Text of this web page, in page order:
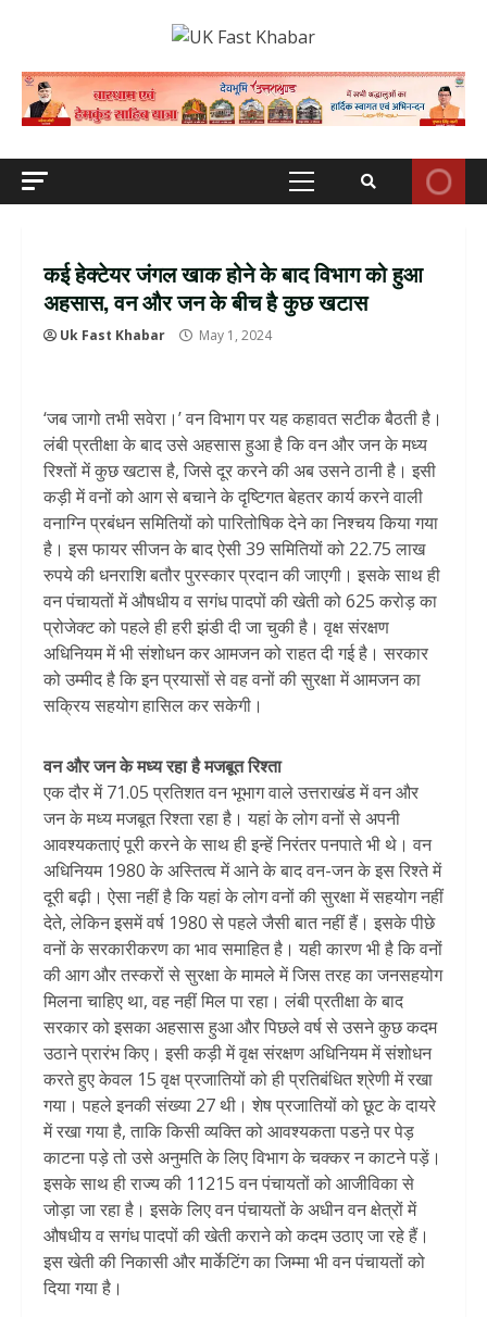
Primary
कई हेक्‍टेयर जंगल खाक होने के बाद विभाग को हुआ
अहसास, वन और जन के बीच है कुछ खटास
Uk Fast Khabar May 1, 2024
‘जब जागो तभी सवेरा।’ वन विभाग पर यह कहावत सटीक बैठती है।
लंबी प्रतीक्षा के बाद उसे अहसास हुआ है कि वन और जन के मध्य
रिश्तों में कुछ खटास है, जिसे दूर करने की अब उसने ठानी है। इसी
कड़ी में वनों को आग से बचाने के दृष्टिगत बेहतर कार्य करने वाली
वनाग्नि प्रबंधन समितियों को पारितोषिक देने का निश्चय किया गया
है। इस फायर सीजन के बाद ऐसी 39 समितियों को 22.75 लाख
रुपये की धनराशि बतौर पुरस्कार प्रदान की जाएगी। इसके साथ ही
वन पंचायतों में औषधीय व सगंध पादपों की खेती को 625 करोड़ का
प्रोजेक्ट को पहले ही हरी झंडी दी जा चुकी है। वृक्ष संरक्षण
अधिनियम में भी संशोधन कर आमजन को राहत दी गई है। सरकार
को उम्मीद है कि इन प्रयासों से वह वनों की सुरक्षा में आमजन का
सक्रिय सहयोग हासिल कर सकेगी।
वन और जन के मध्य रहा है मजबूत रिश्ता
एक दौर में 71.05 प्रतिशत वन भूभाग वाले उत्तराखंड में वन और
जन के मध्य मजबूत रिश्ता रहा है। यहां के लोग वनों से अपनी
आवश्यकताएं पूरी करने के साथ ही इन्हें निरंतर पनपाते भी थे। वन
अधिनियम 1980 के अस्तित्व में आने के बाद वन-जन के इस रिश्ते में
दूरी बढ़ी। ऐसा नहीं है कि यहां के लोग वनों की सुरक्षा में सहयोग नहीं
देते, लेकिन इसमें वर्ष 1980 से पहले जैसी बात नहीं हैं। इसके पीछे
वनों के सरकारीकरण का भाव समाहित है। यही कारण भी है कि वनों
की आग और तस्करों से सुरक्षा के मामले में जिस तरह का जनसहयोग
मिलना चाहिए था, वह नहीं मिल पा रहा। लंबी प्रतीक्षा के बाद
सरकार को इसका अहसास हुआ और पिछले वर्ष से उसने कुछ कदम
उठाने प्रारंभ किए। इसी कड़ी में वृक्ष संरक्षण अधिनियम में संशोधन
करते हुए केवल 15 वृक्ष प्रजातियों को ही प्रतिबंधित श्रेणी में रखा
गया। पहले इनकी संख्या 27 थी। शेष प्रजातियों को छूट के दायरे
में रखा गया है, ताकि किसी व्यक्ति को आवश्यकता पडऩे पर पेड़
काटना पड़े तो उसे अनुमति के लिए विभाग के चक्कर न काटने पड़ें।
इसके साथ ही राज्य की 11215 वन पंचायतों को आजीविका से
जोड़ा जा रहा है। इसके लिए वन पंचायतों के अधीन वन क्षेत्रों में
औषधीय व सगंध पादपों की खेती कराने को कदम उठाए जा रहे हैं।
इस खेती की निकासी और मार्केटिंग का जिम्मा भी वन पंचायतों को
दिया गया है।